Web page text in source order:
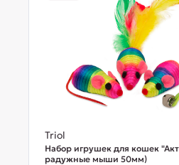
Triol
Набор игрушек для кошек
радужные мыши 50мм)